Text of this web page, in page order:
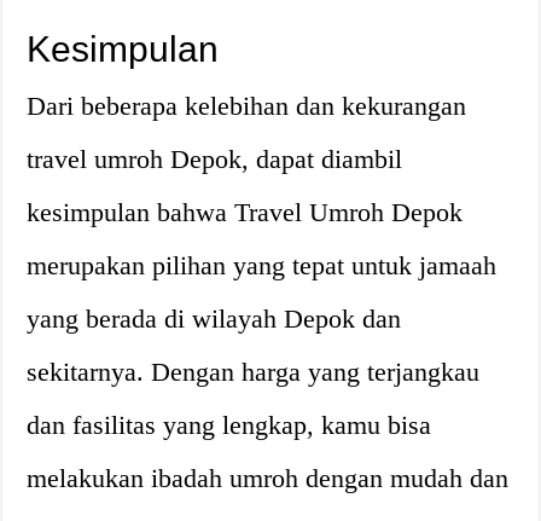
Kesimpulan
Dari beberapa kelebihan dan kekurangan
travel umroh Depok, dapat diambil
kesimpulan bahwa Travel Umroh Depok
merupakan pilihan yang tepat untuk jamaah
yang berada di wilayah Depok dan
sekitarnya. Dengan harga yang terjangkau
dan fasilitas yang lengkap, kamu bisa
melakukan ibadah umroh dengan mudah dan